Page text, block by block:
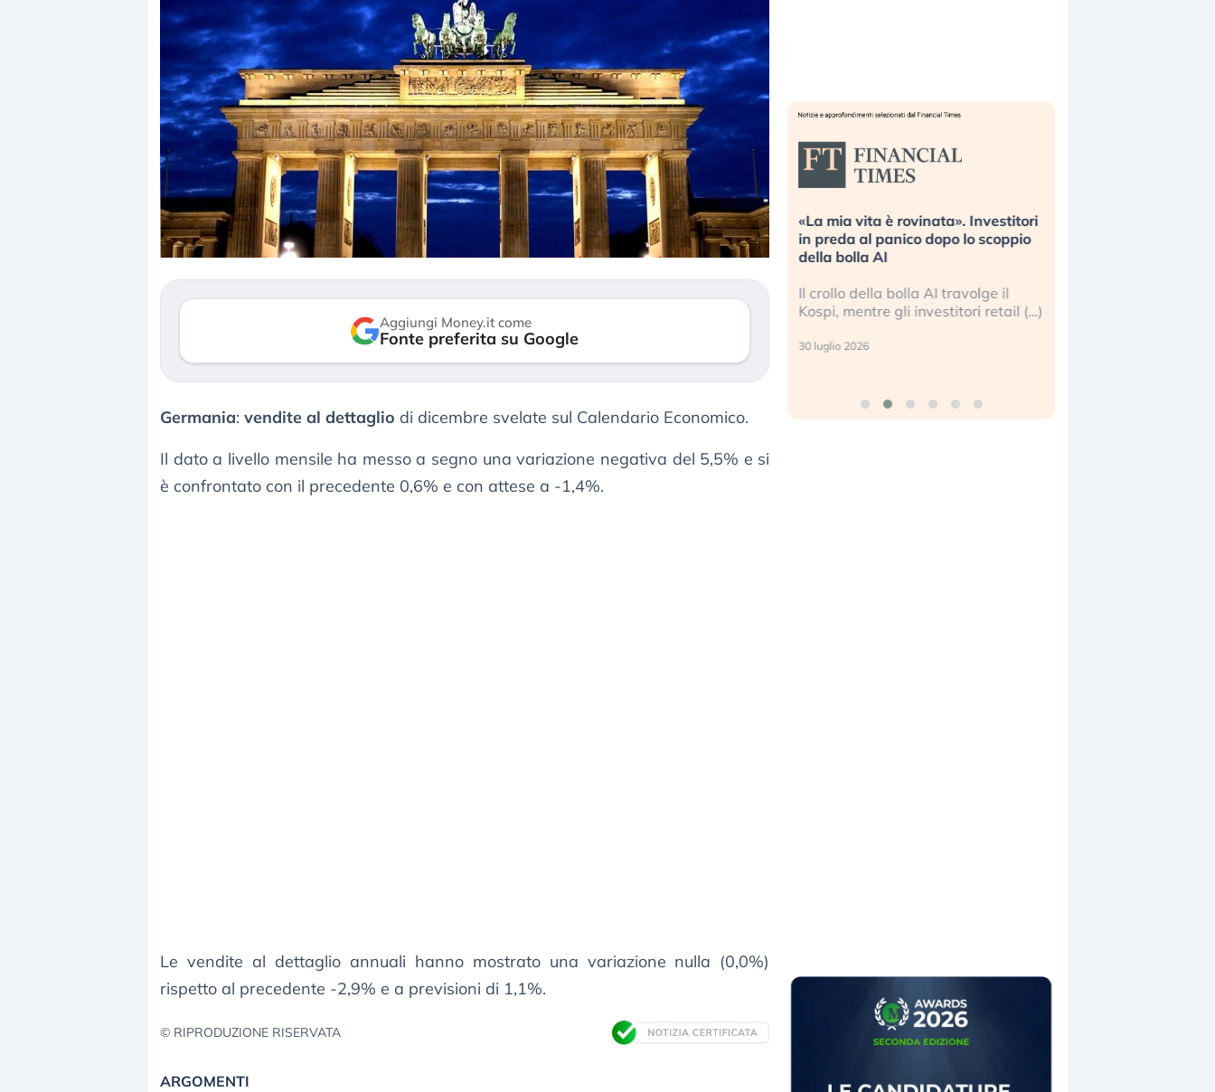
Aggiungi Money.it come
Fonte preferita su Google
Germania: vendite al dettaglio di dicembre svelate sul Calendario Economico.
Il dato a livello mensile ha messo a segno una variazione negativa del 5,5% e si
è confrontato con il precedente 0,6% e con attese a -1,4%.
Le vendite al dettaglio annuali hanno mostrato una variazione nulla (0,0%)
rispetto al precedente -2,9% e a previsioni di 1,1%.
© RIPRODUZIONE RISERVATA
ARGOMENTI
Dalle valutazioni estreme alla
correzione. Cosa sta guidando il
repricing degli asset?
verso le (…)
3 agosto 2026
«La mia vita è rovinata». Investitori
in preda al panico dopo lo scoppio
della bolla AI
Il crollo della bolla AI travolge il
Kospi, mentre gli investitori retail (…)
30 luglio 2026